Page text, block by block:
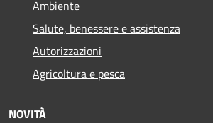
Ambiente
Salute, benessere e assistenza
Autorizzazioni
Agricoltura e pesca
NOVITÀ